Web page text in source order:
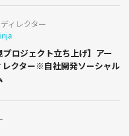
ィレクター
プロジェクト立ち上げ】アー
レクター※自社開発ソーシャル